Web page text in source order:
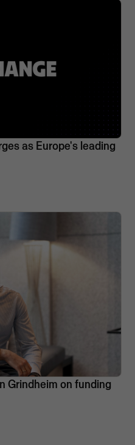
as Europe's leading
Grindheim on funding